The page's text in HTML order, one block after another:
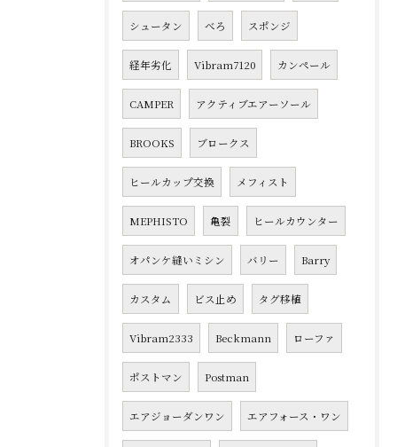
シュータン べろ スポンジ
経年劣化 Vibram7120 カンペール
CAMPER アクティブエアーソール
BROOKS ブロークス
ヒールカップ交換 メフィスト
MEPHISTO 亀裂 ヒールカウンター
オパンケ縫いミシン バリー Barry
カスタム ビス止め タグ移植
Vibram2333 Beckmann ローファ
ポストマン Postman
エアジョーダンワン エアフォース・ワン